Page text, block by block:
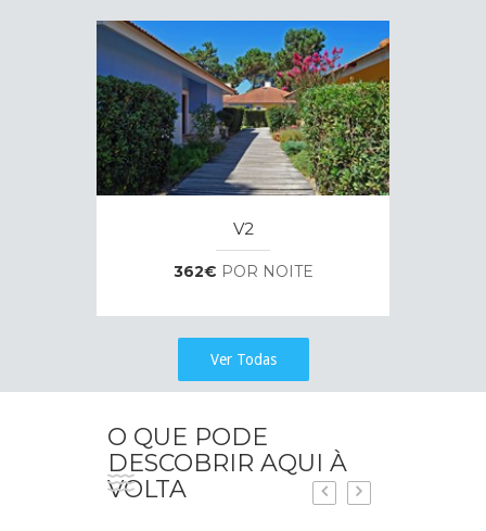
V2
362€ POR NOITE
Ver Todas
O QUE PODE
DESCOBRIR AQUI À
VOLTA